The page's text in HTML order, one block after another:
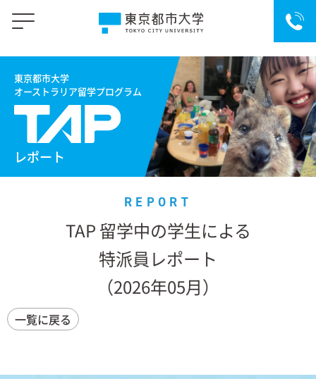
東京都市大学
オーストラリア留学プログラム
レポート
REPORT
TAP 留学中の学生による
特派員レポート
（2026年05月）
一覧に戻る